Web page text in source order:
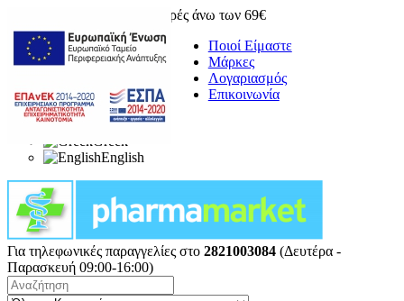
Δωρεάν μεταφορικά για αγορές άνω των 69€
Ποιοί Είμαστε
Μάρκες
Λογαριασμός
Επικοινωνία
Greek
English
Για τηλεφωνικές παραγγελίες στο 2821003084 (Δευτέρα -
Παρασκευή 09:00-16:00)